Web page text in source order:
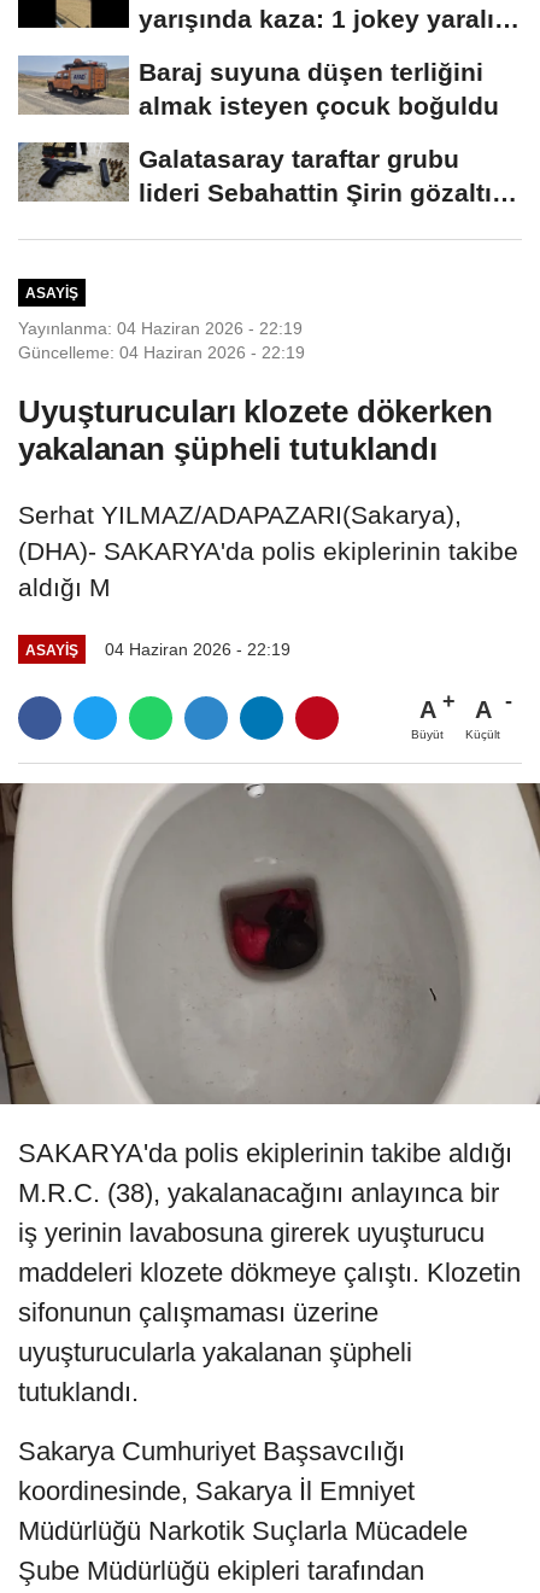
yarışında kaza: 1 jokey yaralı,
Baraj suyuna düşen terliğini
almak isteyen çocuk boğuldu
Galatasaray taraftar grubu
lideri Sebahattin Şirin gözaltına
ASAYIŞ
Yayınlanma: 04 Haziran 2026 - 22:19
Güncelleme: 04 Haziran 2026 - 22:19
Uyuşturucuları klozete dökerken
yakalanan şüpheli tutuklandı
Serhat YILMAZ/ADAPAZARI(Sakarya),
(DHA)- SAKARYA'da polis ekiplerinin takibe
aldığı M
ASAYIŞ 04 Haziran 2026 - 22:19
A
Büyüt
A
Küçült
SAKARYA'da polis ekiplerinin takibe aldığı
M.R.C. (38), yakalanacağını anlayınca bir
iş yerinin lavabosuna girerek uyuşturucu
maddeleri klozete dökmeye çalıştı. Klozetin
sifonunun çalışmaması üzerine
uyuşturucularla yakalanan şüpheli
tutuklandı.
Sakarya Cumhuriyet Başsavcılığı
koordinesinde, Sakarya İl Emniyet
Müdürlüğü Narkotik Suçlarla Mücadele
Şube Müdürlüğü ekipleri tarafından